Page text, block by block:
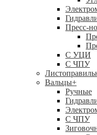
Пресс-
С УЦИ
С ЧПУ
Вальцы+
Ручные
С ЧПУ